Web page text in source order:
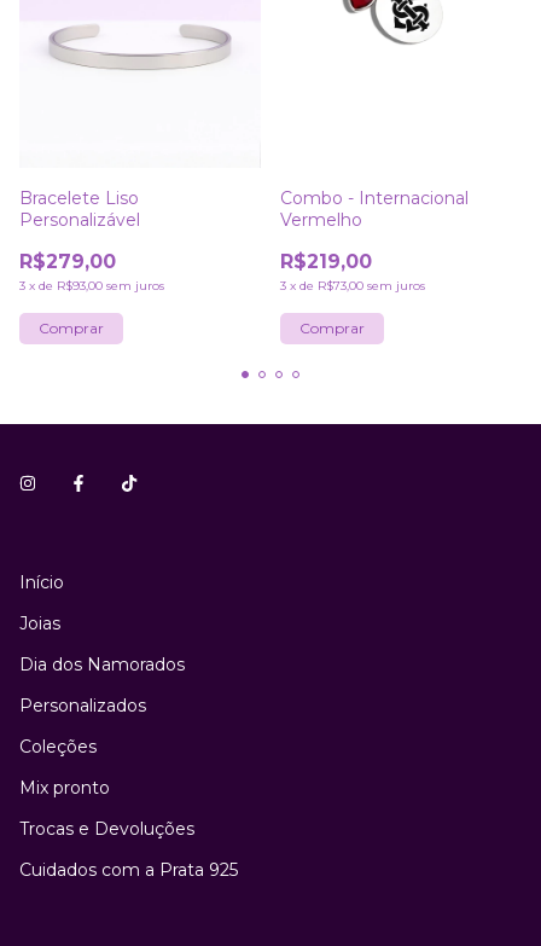
Bracelete Liso
Personalizável
R$279,00
3 x de R$93,00 sem juros
Combo - Internacional
Vermelho
R$219,00
3 x de R$73,00 sem juros
Início
Joias
Dia dos Namorados
Personalizados
Coleções
Mix pronto
Trocas e Devoluções
Cuidados com a Prata 925